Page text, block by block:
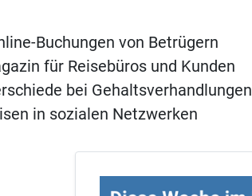
Buchungen von Betrügern
für Reisebüros und Kunden
bei Gehaltsverhandlungen
in sozialen Netzwerken